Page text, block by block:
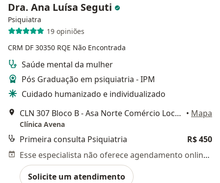
Dra. Ana Luísa Seguti
Psiquiatra
19 opiniões
CRM DF 30350 RQE Não Encontrada
Saúde mental da mulher
Pós Graduação em psiquiatria - IPM
Cuidado humanizado e individualizado
CLN 307 Bloco B - Asa Norte Comércio Local Norte 306 -, Brasília • Mapa
Clínica Avena
Primeira consulta Psiquiatria
R$ 450
Esse especialista não oferece agendamento online para esse endereço.
Solicite um atendimento